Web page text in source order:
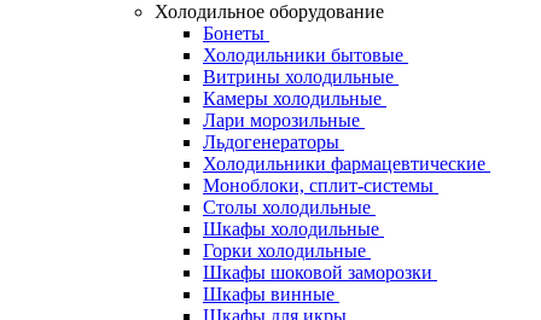
Холодильное оборудование
Бонеты
Холодильники бытовые
Витрины холодильные
Камеры холодильные
Лари морозильные
Льдогенераторы
Холодильники фармацевтические
Моноблоки, сплит-системы
Столы холодильные
Шкафы холодильные
Горки холодильные
Шкафы шоковой заморозки
Шкафы винные
Шкафы для икры